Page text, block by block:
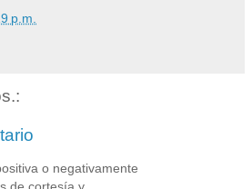
p.m.
o negativamente
de cortesía y